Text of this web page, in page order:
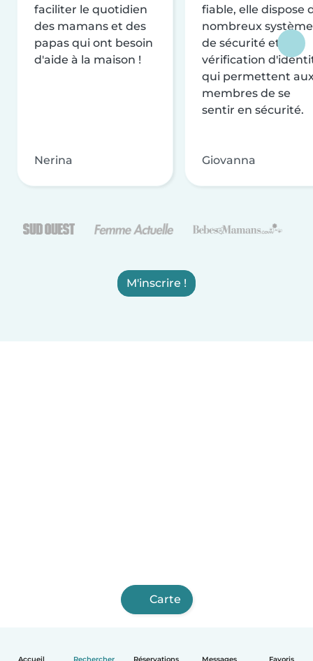
Accueil Rechercher Réservations Messages Favoris
faciliter le quotidien
des mamans et des
papas qui ont besoin
d'aide à la maison !
Nerina
fiable, elle dispose
nombreux
de sécurité et de
vérification
qui permettent
membres de se
sentir en sécurité.
Giovanna
M'inscrire !
Carte